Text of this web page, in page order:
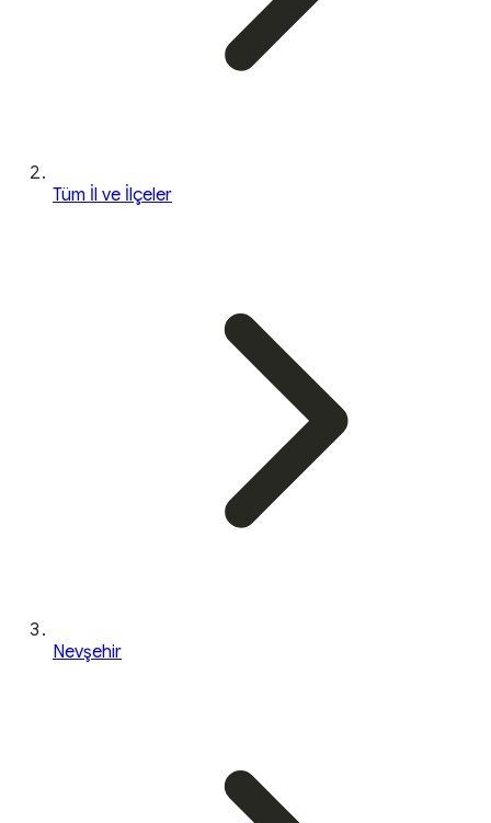
Tüm İl ve İlçeler
Nevşehir